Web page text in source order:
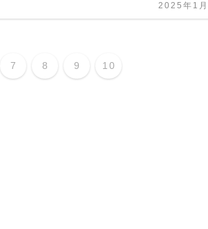
2025年1
7 8 9 10